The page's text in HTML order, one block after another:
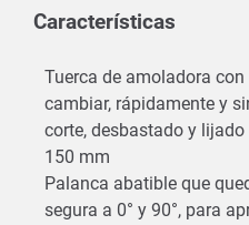
Características
Tuerca de amoladora
cambiar, rápidamente y
corte, desbastado y
150 mm
Palanca abatible que
segura a 0° y 90°, para